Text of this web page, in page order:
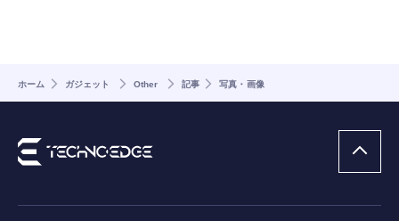
ホーム ガジェット Other 記事 写真・画像